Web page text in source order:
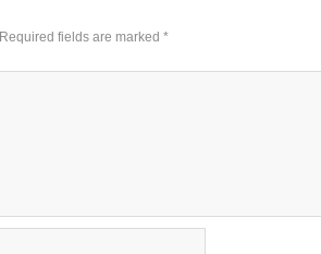
Required fields are marked *